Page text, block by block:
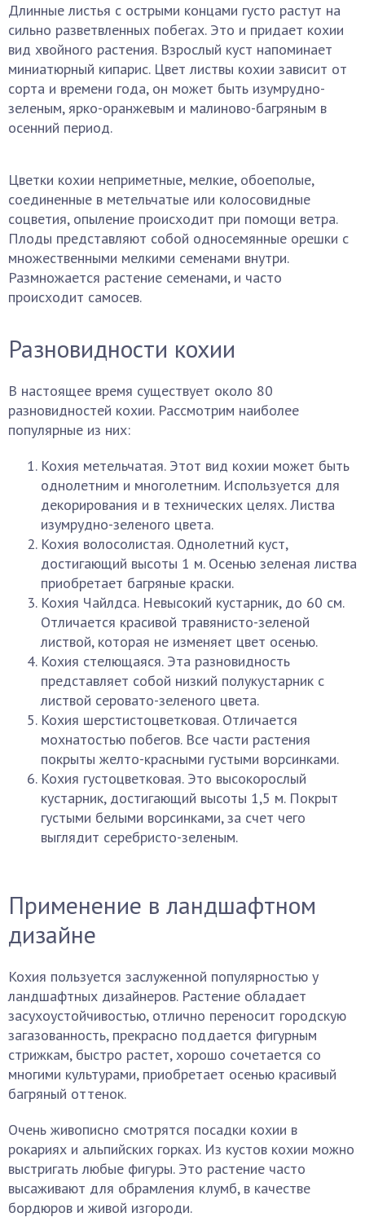
Длинные листья с острыми концами густо растут на
сильно разветвленных побегах. Это и придает кохии
вид хвойного растения. Взрослый куст напоминает
миниатюрный кипарис. Цвет листвы кохии зависит от
сорта и времени года, он может быть изумрудно-
зеленым, ярко-оранжевым и малиново-багряным в
осенний период.
Цветки кохии неприметные, мелкие, обоеполые,
соединенные в метельчатые или колосовидные
соцветия, опыление происходит при помощи ветра.
Плоды представляют собой односемянные орешки с
множественными мелкими семенами внутри.
Размножается растение семенами, и часто
происходит самосев.
Разновидности кохии
В настоящее время существует около 80
разновидностей кохии. Рассмотрим наиболее
популярные из них:
Кохия метельчатая. Этот вид кохии может быть
однолетним и многолетним. Используется для
декорирования и в технических целях. Листва
изумрудно-зеленого цвета.
Кохия волосолистая. Однолетний куст,
достигающий высоты 1 м. Осенью зеленая листва
приобретает багряные краски.
Кохия Чайлдса. Невысокий кустарник, до 60 см.
Отличается красивой травянисто-зеленой
листвой, которая не изменяет цвет осенью.
Кохия стелющаяся. Эта разновидность
представляет собой низкий полукустарник с
листвой серовато-зеленого цвета.
Кохия шерстистоцветковая. Отличается
мохнатостью побегов. Все части растения
покрыты желто-красными густыми ворсинками.
Кохия густоцветковая. Это высокорослый
кустарник, достигающий высоты 1,5 м. Покрыт
густыми белыми ворсинками, за счет чего
выглядит серебристо-зеленым.
Применение в ландшафтном
дизайне
Кохия пользуется заслуженной популярностью у
ландшафтных дизайнеров. Растение обладает
засухоустойчивостью, отлично переносит городскую
загазованность, прекрасно поддается фигурным
стрижкам, быстро растет, хорошо сочетается со
многими культурами, приобретает осенью красивый
багряный оттенок.
Очень живописно смотрятся посадки кохии в
рокариях и альпийских горках. Из кустов кохии можно
выстригать любые фигуры. Это растение часто
высаживают для обрамления клумб, в качестве
бордюров и живой изгороди.